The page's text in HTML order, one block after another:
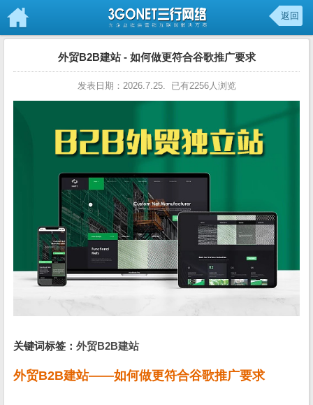
返回
外贸B2B建站 - 如何做更符合谷歌推广要求
发表日期：2026.7.25. 已有2256人浏览
关键词标签： 外贸B2B建站
外贸B2B建站——如何做更符合谷歌推广要求